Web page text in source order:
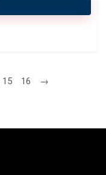
15 16 →